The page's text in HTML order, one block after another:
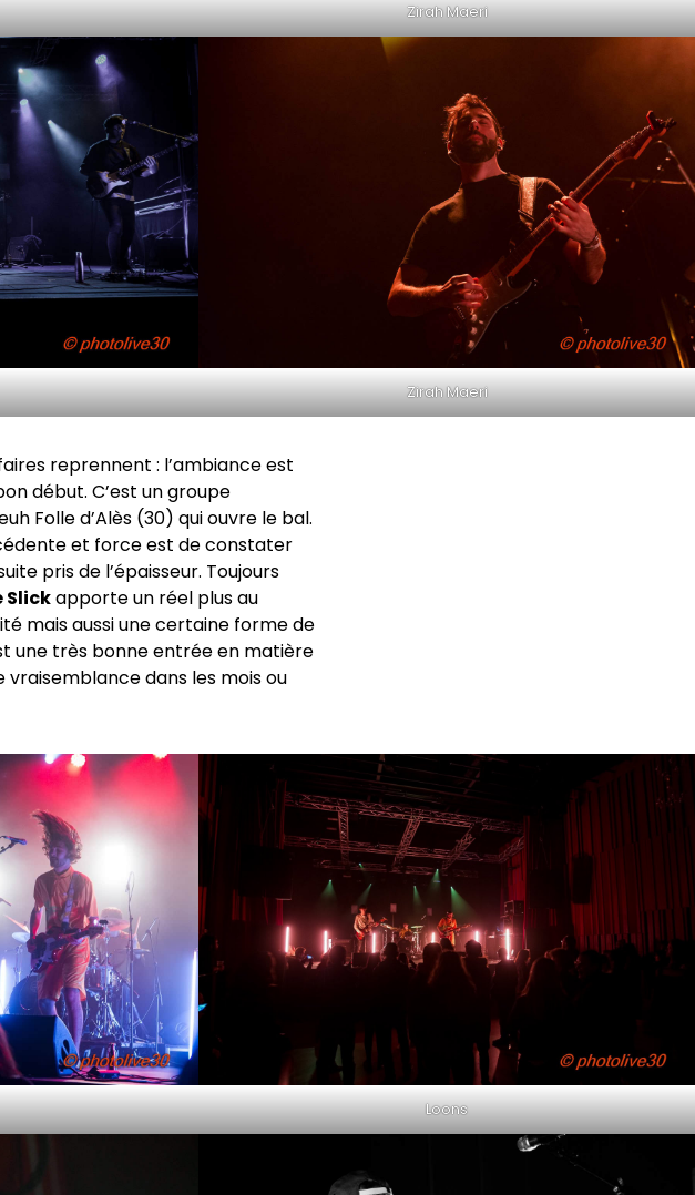
Zirah Maeri
Zirah Maeri
reprennent : l’ambiance est
début. C’est un groupe
Folle d’Alès (30) qui ouvre le bal.
et force est de constater
pris de l’épaisseur. Toujours
Slickapporte un réel plus au
mais aussi une certaine forme de
une très bonne entrée en matière
vraisemblance dans les mois ou
Loons